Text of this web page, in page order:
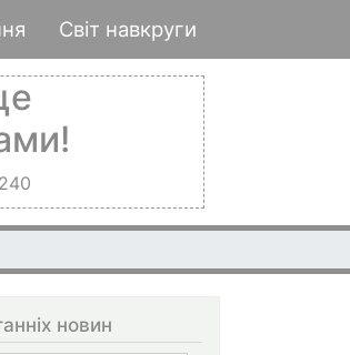
Світ навкруги
новин